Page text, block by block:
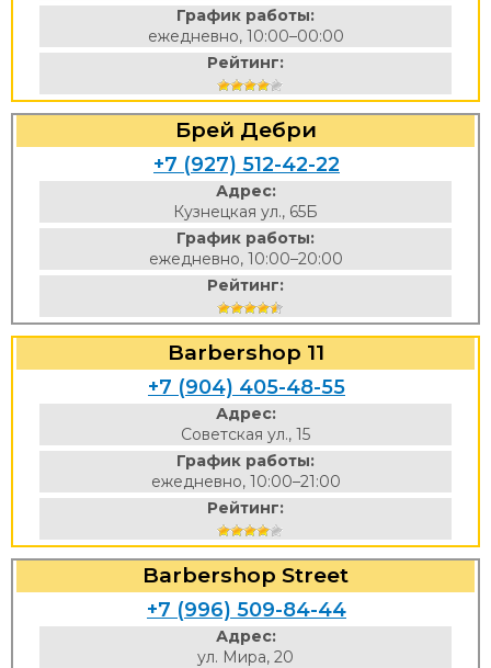
График работы:
ежедневно, 10:00–00:00
Рейтинг:
Брей Дебри
+7 (927) 512-42-22
Адрес:
Кузнецкая ул., 65Б
График работы:
ежедневно, 10:00–20:00
Рейтинг:
Barbershop 11
+7 (904) 405-48-55
Адрес:
Советская ул., 15
График работы:
ежедневно, 10:00–21:00
Рейтинг:
Barbershop Street
+7 (996) 509-84-44
Адрес:
ул. Мира, 20